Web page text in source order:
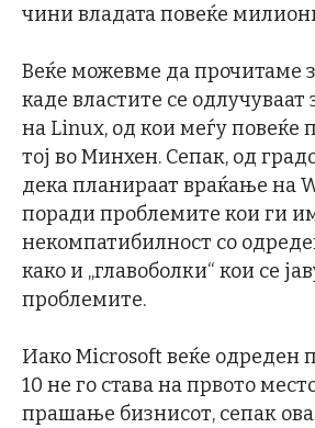
чини владата повеќе
Веќе можевме да прочитаме
каде властите се одлучуваат
на Linux, од кои меѓу повеќе
тој во Минхен. Сепак, од
дека планираат враќање на
поради проблемите кои ги
некомпатибилност со
како и „главоболки“ кои се
проблемите.
Иако Microsoft веќе одреден
10 не го става на првото
прашање бизнисот, сепак